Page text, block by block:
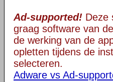
Ad-supported! Deze
graag software van
de werking van de
opletten tijdens de
selecteren.
Adware vs Ad-